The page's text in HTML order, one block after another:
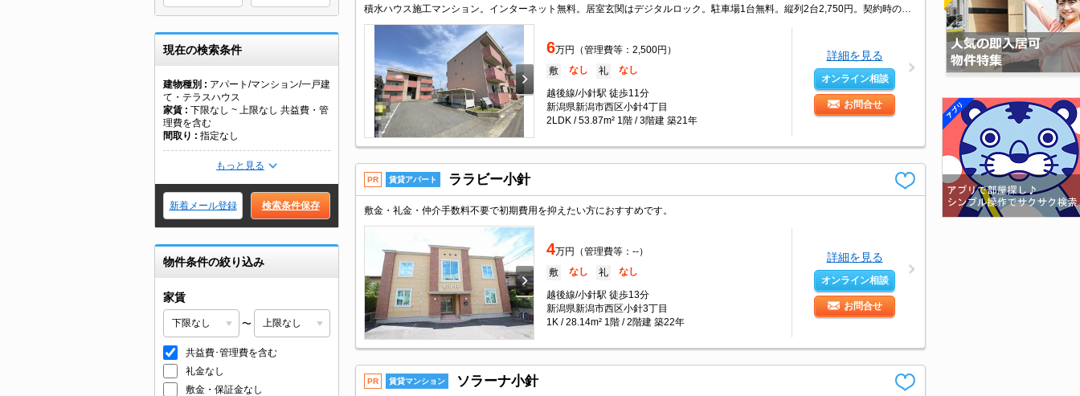
現在の検索条件
建物種別
アパート/マンション/一戸建
て・テラスハウス
家賃
下限なし ~ 上限なし 共益費・管
理費を含む
間取り
指定なし
もっと見る
新着メール登録 検索条件保存
物件条件の絞り込み
家賃
〜
共益費･管理費を含む
礼金なし
敷金・保証金なし
6万円（管理費等：2,500円）
敷 なし 礼 なし
越後線/小針駅 徒歩11分
新潟県新潟市西区小針4丁目
2LDK / 53.87m² 1階 / 3階建 築21年
詳細を見る
オンライン相談
お問合せ
PR 賃貸アパート ララビー小針
敷金・礼金・仲介手数料不要で初期費用を抑えたい方におすすめです。
4万円（管理費等：--）
敷 なし 礼 なし
越後線/小針駅 徒歩13分
新潟県新潟市西区小針3丁目
1K / 28.14m² 1階 / 2階建 築22年
詳細を見る
オンライン相談
お問合せ
PR 賃貸マンション ソラーナ小針